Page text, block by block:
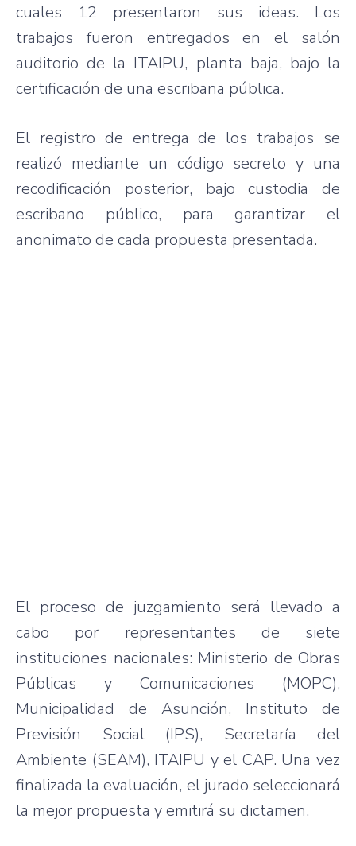
cuales 12 presentaron sus ideas. Los
trabajos fueron entregados en el salón
auditorio de la ITAIPU, planta baja, bajo la
certificación de una escribana pública.
El registro de entrega de los trabajos se
realizó mediante un código secreto y una
recodificación posterior, bajo custodia de
escribano público, para garantizar el
anonimato de cada propuesta presentada.
El proceso de juzgamiento será llevado a
cabo por representantes de siete
instituciones nacionales: Ministerio de Obras
Públicas y Comunicaciones (MOPC),
Municipalidad de Asunción, Instituto de
Previsión Social (IPS), Secretaría del
Ambiente (SEAM), ITAIPU y el CAP. Una vez
finalizada la evaluación, el jurado seleccionará
la mejor propuesta y emitirá su dictamen.